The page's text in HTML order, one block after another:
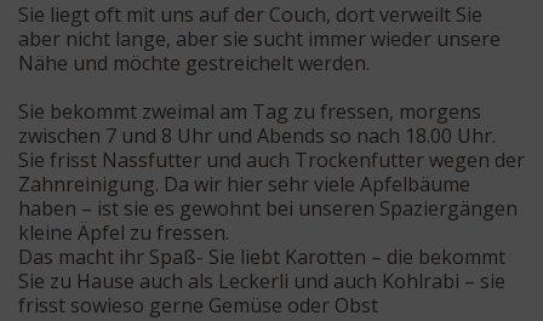
Sie liegt oft mit uns auf der Couch, dort verweilt Sie
aber nicht lange, aber sie sucht immer wieder unsere
Nähe und möchte gestreichelt werden.
Sie bekommt zweimal am Tag zu fressen, morgens
zwischen 7 und 8 Uhr und Abends so nach 18.00 Uhr.
Sie frisst Nassfutter und auch Trockenfutter wegen der
Zahnreinigung. Da wir hier sehr viele Apfelbäume
haben – ist sie es gewohnt bei unseren Spaziergängen
kleine Äpfel zu fressen.
Das macht ihr Spaß- Sie liebt Karotten – die bekommt
Sie zu Hause auch als Leckerli und auch Kohlrabi – sie
frisst sowieso gerne Gemüse oder Obst